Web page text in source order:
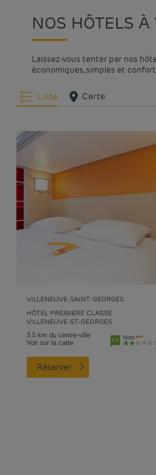
NOS HÔTELS
Laissez-vous tenter par nos
économiques, simples et
Liste Carte
VILLENEUVE-SAINT-GEORGES
HÔTEL PREMIERE CLASSE
VILLENEUVE-ST-GEORGES
3.5 km du centre-ville
Voir sur la carte
2.0 Note
Réserver